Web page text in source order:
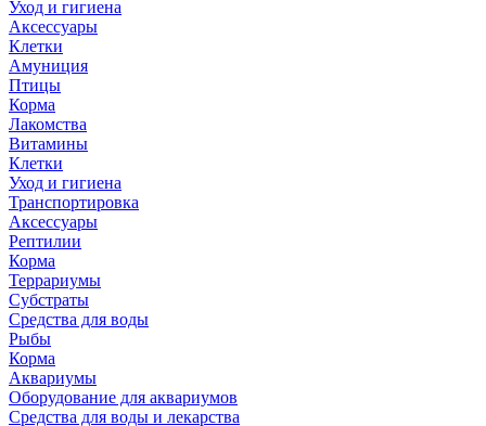
Уход и гигиена
Аксессуары
Клетки
Амуниция
Птицы
Корма
Лакомства
Витамины
Клетки
Уход и гигиена
Транспортировка
Аксессуары
Рептилии
Корма
Террариумы
Субстраты
Средства для воды
Рыбы
Корма
Аквариумы
Оборудование для аквариумов
Средства для воды и лекарства